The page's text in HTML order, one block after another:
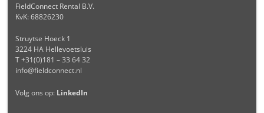
FieldConnect Rental B.V.
KvK: 68826230
Struytse Hoeck 1
3224 HA Hellevoetsluis
T +31(0)181 – 33 64 32
info@fieldconnect.nl
Volg ons op: LinkedIn